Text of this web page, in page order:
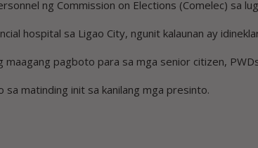
ng Commission on Elections (Comelec) sa
hospital sa Ligao City, ngunit kalaunan ay
maagang pagboto para sa mga senior citizen,
sa matinding init sa kanilang mga presinto.